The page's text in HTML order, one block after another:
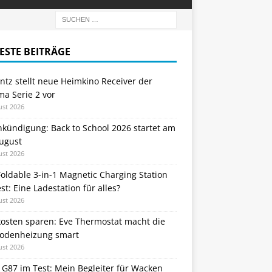
BEITRÄGE
stellt neue Heimkino Receiver der
Serie 2 vor
2026
Back to School 2026 startet am
2026
3-in-1 Magnetic Charging Station
Eine Ladestation für alles?
2026
sparen: Eve Thermostat macht die
smart
2026
im Test: Mein Begleiter für Wacken